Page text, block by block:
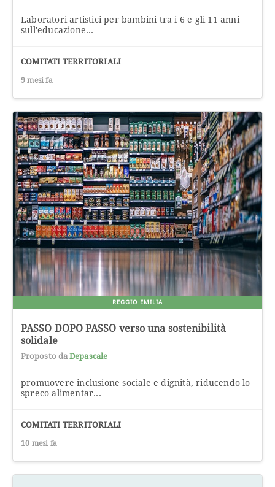
Laboratori artistici per bambini tra i 6 e gli 11 anni
sull'educazione...
COMITATI TERRITORIALI
9 mesi fa
REGGIO EMILIA
PASSO DOPO PASSO verso una sostenibilità
solidale
Proposto da Depascale
promuovere inclusione sociale e dignità, riducendo lo
spreco alimentar...
COMITATI TERRITORIALI
10 mesi fa